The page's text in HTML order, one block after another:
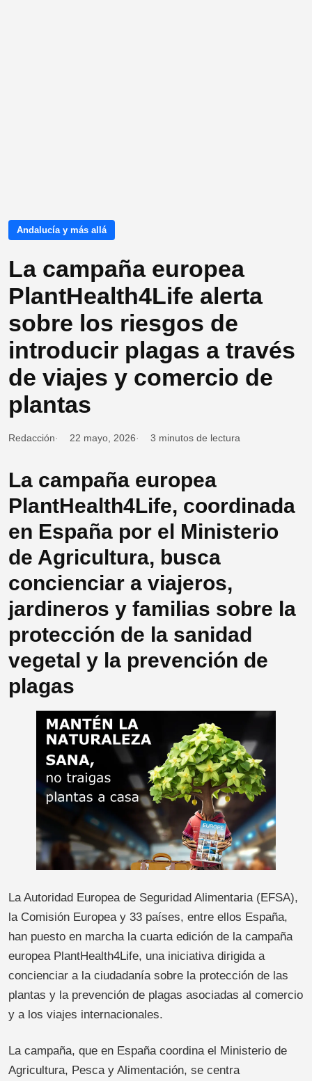
Andalucía y más allá
La campaña europea
PlantHealth4Life alerta
sobre los riesgos de
introducir plagas a través
de viajes y comercio de
plantas
Redacción 22 mayo, 2026 3 minutos de lectura
La campaña europea
PlantHealth4Life, coordinada
en España por el Ministerio
de Agricultura, busca
concienciar a viajeros,
jardineros y familias sobre la
protección de la sanidad
vegetal y la prevención de
plagas
La Autoridad Europea de Seguridad Alimentaria (EFSA),
la Comisión Europea y 33 países, entre ellos España,
han puesto en marcha la cuarta edición de la campaña
europea PlantHealth4Life, una iniciativa dirigida a
concienciar a la ciudadanía sobre la protección de las
plantas y la prevención de plagas asociadas al comercio
y a los viajes internacionales.
La campaña, que en España coordina el Ministerio de
Agricultura, Pesca y Alimentación, se centra